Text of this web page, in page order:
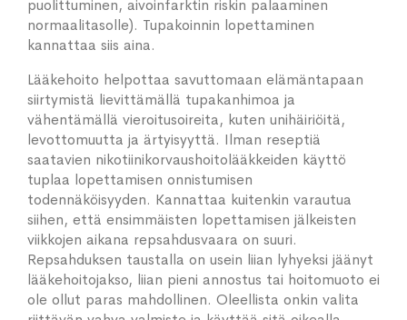
puolittuminen, aivoinfarktin riskin palaaminen
normaalitasolle). Tupakoinnin lopettaminen
kannattaa siis aina.
Lääkehoito helpottaa savuttomaan elämäntapaan
siirtymistä lievittämällä tupakanhimoa ja
vähentämällä vieroitusoireita, kuten unihäiriöitä,
levottomuutta ja ärtyisyyttä. Ilman reseptiä
saatavien nikotiinikorvaushoitolääkkeiden käyttö
tuplaa lopettamisen onnistumisen
todennäköisyyden. Kannattaa kuitenkin varautua
siihen, että ensimmäisten lopettamisen jälkeisten
viikkojen aikana repsahdusvaara on suuri.
Repsahduksen taustalla on usein liian lyhyeksi jäänyt
lääkehoitojakso, liian pieni annostus tai hoitomuoto ei
ole ollut paras mahdollinen. Oleellista onkin valita